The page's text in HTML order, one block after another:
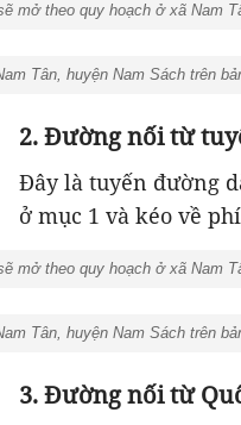
mở theo quy hoạch ở xã Nam
Tân, huyện Nam Sách trên
2. Đường nối từ
Đây là tuyến đường
ở mục 1 và kéo về
mở theo quy hoạch ở xã Nam
Tân, huyện Nam Sách trên
3. Đường nối từ